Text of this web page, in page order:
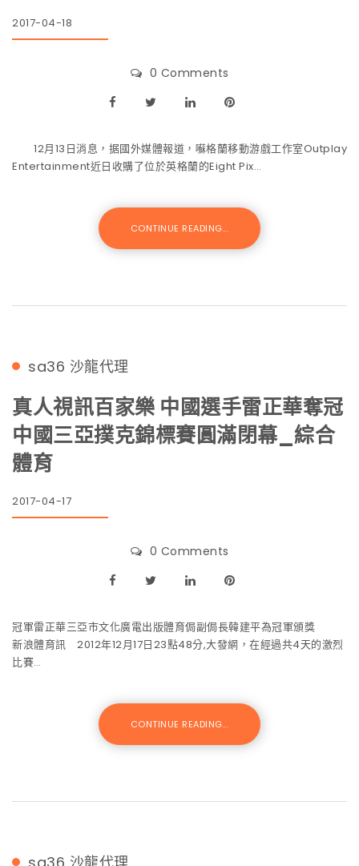
2017-04-18
0 Comments
12月13日消息，据國外媒體報道，囌格蘭移動游戲工作室Outplay
Entertainment近日收購了位於英格蘭的Eight Pix…
CONTINUE READING...
sa36 沙龍代理
真人視訊百家樂 中國選手雷正華奪冠
中國三亞撲克錦標賽圓滿閉幕_綜合
體育
2017-04-17
0 Comments
冠軍雷正華三亞市文化廣電出版體育侷副侷長韓建平為冠軍頒獎
新浪體育訊 2012年12月17日23點48分,大發網，在經過共4天的激烈
比賽…
CONTINUE READING...